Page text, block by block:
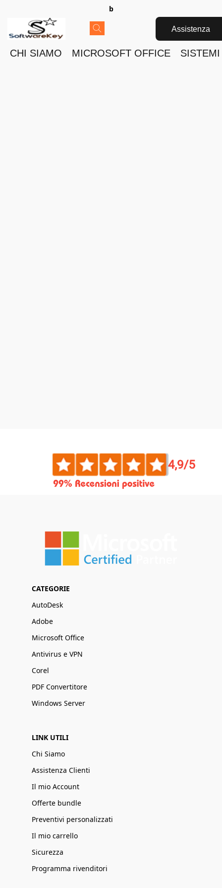
b
Assistenza
CHI SIAMO MICROSOFT OFFICE
CATEGORIE
AutoDesk
Adobe
Microsoft Office
Antivirus e VPN
Corel
PDF Convertitore
Windows Server
LINK UTILI
Chi Siamo
Assistenza Clienti
Il mio Account
Offerte bundle
Preventivi personalizzati
Il mio carrello
Sicurezza
Programma rivenditori